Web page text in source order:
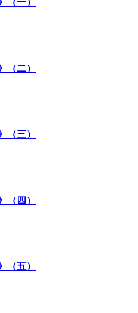
（一）
（二）
（三）
（四）
（五）